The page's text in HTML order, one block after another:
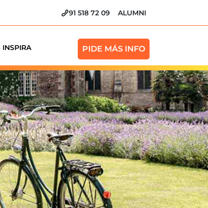
91 518 72 09 ALUMNI
INSPIRA PIDE MÁS INFO